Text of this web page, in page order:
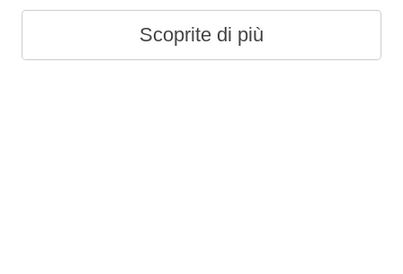
Scoprite di più